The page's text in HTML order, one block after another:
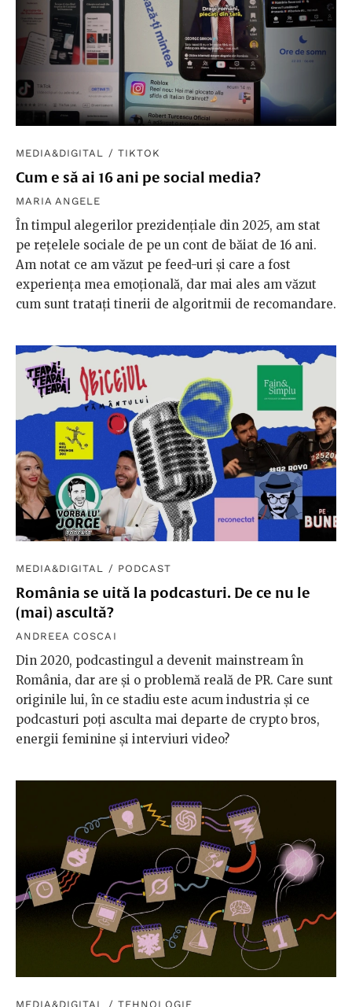
MEDIA&DIGITAL / TIKTOK
Cum e să ai 16 ani pe social media?
MARIA ANGELE
În timpul alegerilor prezidențiale din 2025, am stat
pe rețelele sociale de pe un cont de băiat de 16 ani.
Am notat ce am văzut pe feed-uri și care a fost
experiența mea emoțională, dar mai ales am văzut
cum sunt tratați tinerii de algoritmii de recomandare.
MEDIA&DIGITAL / PODCAST
România se uită la podcasturi. De ce nu le
(mai) ascultă?
ANDREEA COSCAI
Din 2020, podcastingul a devenit mainstream în
România, dar are și o problemă reală de PR. Care sunt
originile lui, în ce stadiu este acum industria și ce
podcasturi poți asculta mai departe de crypto bros,
energii feminine și interviuri video?
MEDIA&DIGITAL / TEHNOLOGIE